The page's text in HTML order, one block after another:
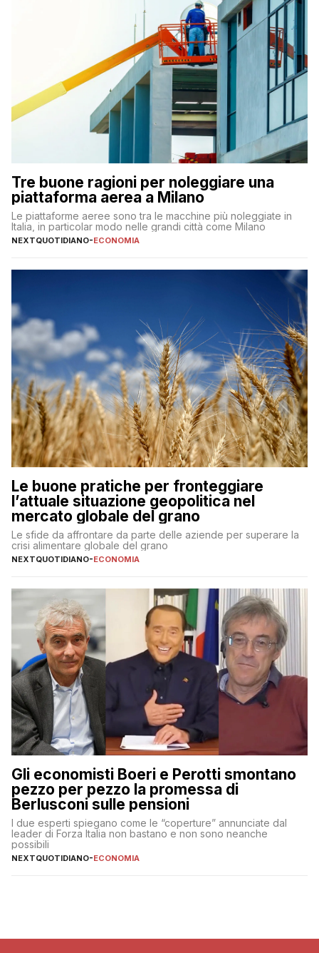
Tre buone ragioni per noleggiare una
piattaforma aerea a Milano
Le piattaforme aeree sono tra le macchine più noleggiate in
Italia, in particolar modo nelle grandi città come Milano
NEXTQUOTIDIANO-ECONOMIA
Le buone pratiche per fronteggiare
l’attuale situazione geopolitica nel
mercato globale del grano
Le sfide da affrontare da parte delle aziende per superare la
crisi alimentare globale del grano
NEXTQUOTIDIANO-ECONOMIA
Gli economisti Boeri e Perotti smontano
pezzo per pezzo la promessa di
Berlusconi sulle pensioni
I due esperti spiegano come le “coperture” annunciate dal
leader di Forza Italia non bastano e non sono neanche
possibili
NEXTQUOTIDIANO-ECONOMIA